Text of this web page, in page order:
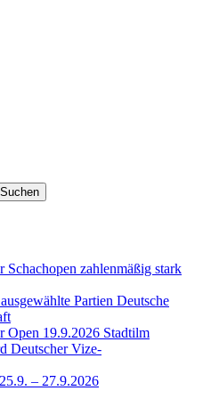
Suchen
zahlenmäßig stark
Partien Deutsche
Open 19.9.2026 Stadtilm
Deutscher Vize-
– 27.9.2026